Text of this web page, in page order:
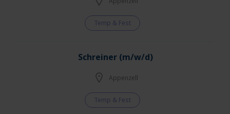
Temp & Fest
Schreiner (m/w/d)
Appenzell
Temp & Fest